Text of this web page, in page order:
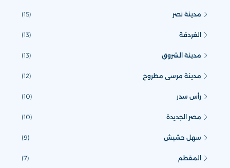
مدينة نصر (15)
الغردقة (13)
مدينة الشروق (13)
مدينة مرسى مطروح (12)
رأس سدر (10)
مصر الجديدة (10)
سهل حشيش (9)
المقطم (7)